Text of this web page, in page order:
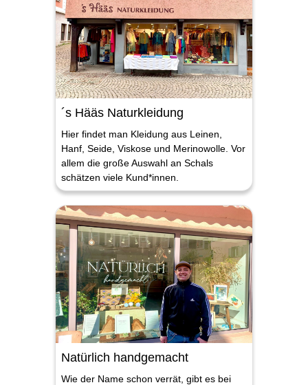
´s Hääs Naturkleidung
Hier findet man Kleidung aus Leinen,
Hanf, Seide, Viskose und Merinowolle. Vor
allem die große Auswahl an Schals
schätzen viele Kund*innen.
Natürlich handgemacht
Wie der Name schon verrät, gibt es bei